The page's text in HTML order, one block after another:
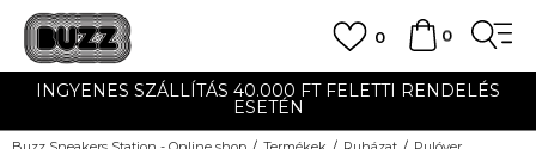
0
0
INGYENES SZÁLLÍTÁS 40.000 FT FELETTI RENDELÉS
ESETÉN